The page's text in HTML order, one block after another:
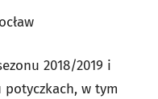
2018/2019 i
w tym